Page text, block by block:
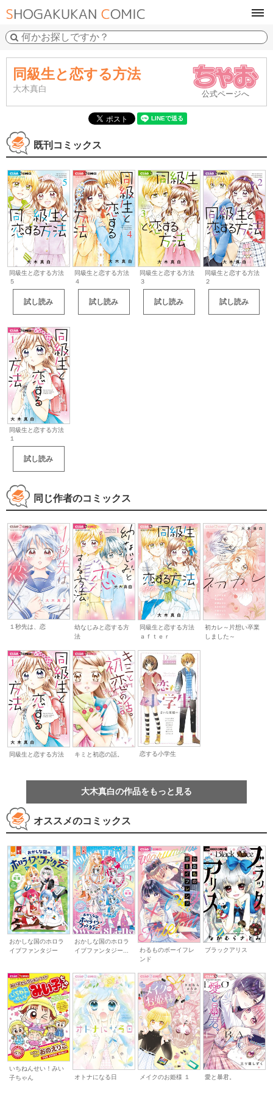
同級生と恋する方法
大木真白
公式ページへ
既刊コミックス
同級生と恋する方法
５
試し読み
同級生と恋する方法
４
試し読み
同級生と恋する方法
３
試し読み
同級生と恋する方法
２
試し読み
同級生と恋する方法
１
試し読み
同じ作者のコミックス
１秒先は、恋
幼なじみと恋する方
法
同級生と恋する方法
ａｆｔｅｒ
初カレ～片想い卒業
しました～
同級生と恋する方法 キミと初恋の話。 恋する小学生
大木真白の作品をもっと見る
オススメのコミックス
おかしな国のホロラ
イブファンタジー
おかしな国のホロラ
イブファンタジー...
わるものボーイフレ
ンド
ブラックアリス
いちねんせい！みい
子ちゃん
オトナになる日 メイクのお姫様 １ 愛と暴君。